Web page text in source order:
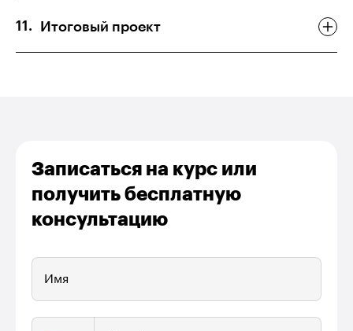
Итоговый проект
Записаться на курс или
получить бесплатную
консультацию
Имя